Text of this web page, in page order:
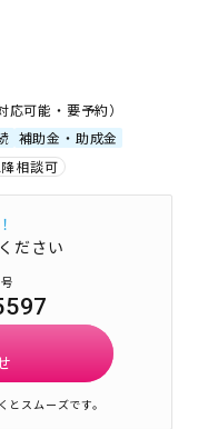
可能・要予約）
補助金・助成金
相談可
ださい
スムーズです。